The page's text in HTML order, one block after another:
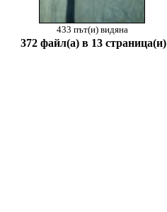
433 път(и) видяна
372 файл(а) в 13 страница(и)